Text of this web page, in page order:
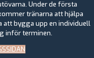
Under de första
tränarna att hjälpa
att bygga upp en individuell
inför terminen.